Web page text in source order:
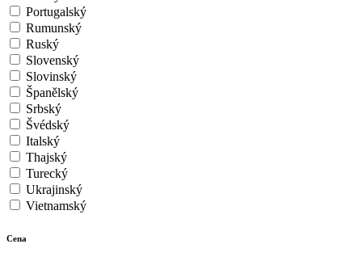
Portugalský
Rumunský
Ruský
Slovenský
Slovinský
Španělský
Srbský
Švédský
Italský
Thajský
Turecký
Ukrajinský
Vietnamský
Cena